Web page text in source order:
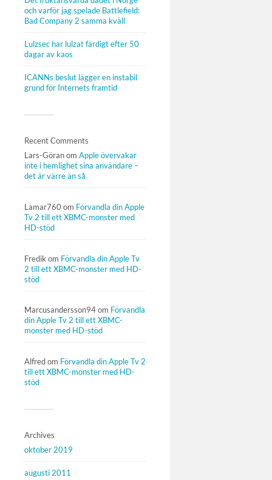
och varför jag spelade Battlefield:
Bad Company 2 samma kväll
Lulzsec har lulzat färdigt efter 50
dagar av kaos
ICANNs beslut lägger en instabil
grund för Internets framtid
Recent Comments
Lars-Göranom Apple övervakar
inte i hemlighet sina användare –
det är värre än så
Lamar760 om Förvandla din Apple
Tv 2 till ett XBMC-monster med
HD-stöd
Fredik om Förvandla din Apple Tv
2 till ett XBMC-monster med HD-
stöd
Marcusandersson94om Förvandla
din Apple Tv 2 till ett XBMC-
monster med HD-stöd
Alfredom Förvandla din Apple Tv 2
till ett XBMC-monster med HD-
stöd
Archives
oktober 2019
augusti 2011